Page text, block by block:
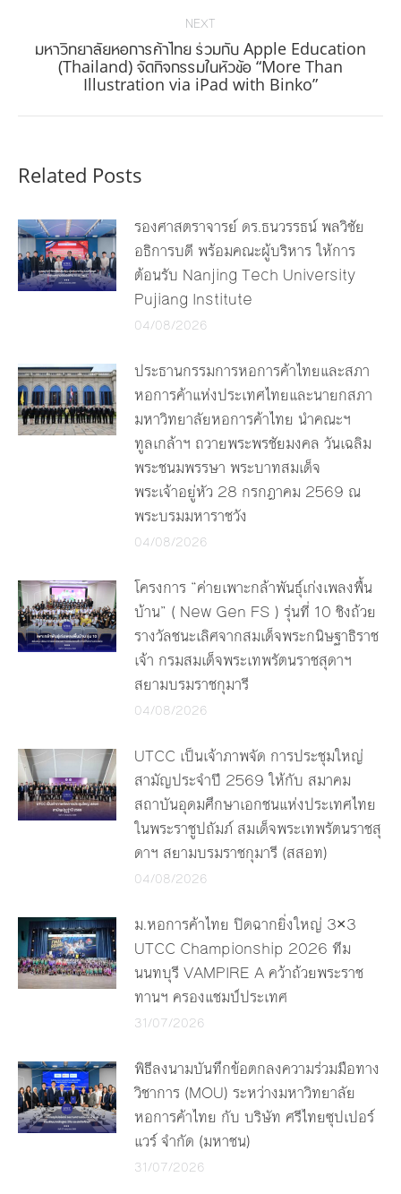
NEXT
Next
post:
มหาวิทยาลัยหอการค้าไทย ร่วมกับ Apple Education
(Thailand) จัดกิจกรรมในหัวข้อ “More Than
Illustration via iPad with Binko”
Related Posts
รองศาสตราจารย์ ดร.ธนวรรธน์ พลวิชัย
อธิการบดี พร้อมคณะผู้บริหาร ให้การ
ต้อนรับ Nanjing Tech University
Pujiang Institute
04/08/2026
ประธานกรรมการหอการค้าไทยและสภา
หอการค้าแห่งประเทศไทยและนายกสภา
มหาวิทยาลัยหอการค้าไทย นำคณะฯ
ทูลเกล้าฯ ถวายพระพรชัยมงคล วันเฉลิม
พระชนมพรรษา พระบาทสมเด็จ
พระเจ้าอยู่หัว 28 กรกฎาคม 2569 ณ
พระบรมมหาราชวัง
04/08/2026
โครงการ “ค่ายเพาะกล้าพันธุ์เก่งเพลงพื้น
บ้าน” ( New Gen FS ) รุ่นที่ 10 ชิงถ้วย
รางวัลชนะเลิศจากสมเด็จพระกนิษฐาธิราช
เจ้า กรมสมเด็จพระเทพรัตนราชสุดาฯ
สยามบรมราชกุมารี
04/08/2026
UTCC เป็นเจ้าภาพจัด การประชุมใหญ่
สามัญประจำปี 2569 ให้กับ สมาคม
สถาบันอุดมศึกษาเอกชนแห่งประเทศไทย
ในพระราชูปถัมภ์ สมเด็จพระเทพรัตนราชสุ
ดาฯ สยามบรมราชกุมารี (สสอท)
04/08/2026
ม.หอการค้าไทย ปิดฉากยิ่งใหญ่ 3×3
UTCC Championship 2026 ทีม
นนทบุรี VAMPIRE A คว้าถ้วยพระราช
ทานฯ ครองแชมป์ประเทศ
31/07/2026
พิธีลงนามบันทึกข้อตกลงความร่วมมือทาง
วิชาการ (MOU) ระหว่างมหาวิทยาลัย
หอการค้าไทย กับ บริษัท ศรีไทยซุปเปอร์
แวร์ จำกัด (มหาชน)
31/07/2026